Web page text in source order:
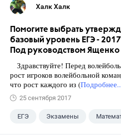
Халк Халк
Помогите выбрать
базовый уровень ЕГЭ -
Под руководством Ященко
Здравствуйте! Перед
рост игроков волейбольной
что рост каждого из (
25 сентября 2017
ЕГЭ Экзамены